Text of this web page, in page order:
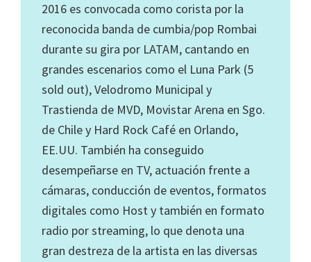
2016 es convocada como corista por la
reconocida banda de cumbia/pop Rombai
durante su gira por LATAM, cantando en
grandes escenarios como el Luna Park (5
sold out), Velodromo Municipal y
Trastienda de MVD, Movistar Arena en Sgo.
de Chile y Hard Rock Café en Orlando,
EE.UU. También ha conseguido
desempeñarse en TV, actuación frente a
cámaras, conducción de eventos, formatos
digitales como Host y también en formato
radio por streaming, lo que denota una
gran destreza de la artista en las diversas